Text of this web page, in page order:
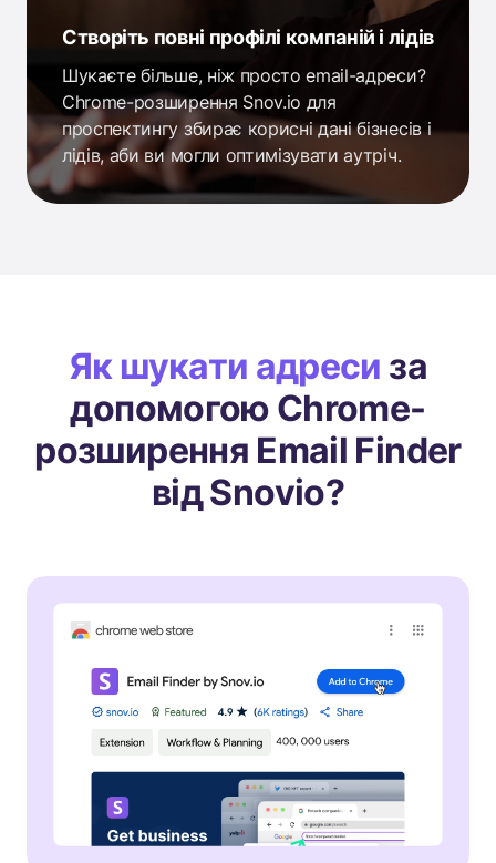
Створіть повні профілі компаній і лідів
Шукаєте більше, ніж просто email-адреси?
Chrome-розширення Snov.io для
проспектингу збирає корисні дані бізнесів і
лідів, аби ви могли оптимізувати аутріч.
Як шукати адреси за
допомогою Chrome-
розширення Email Finder
від Snovio?